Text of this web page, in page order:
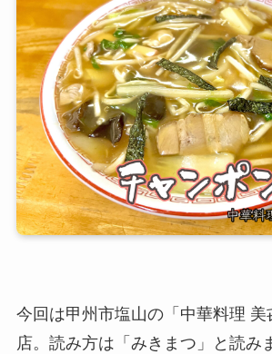
今回は甲州市塩山の「中華料理
店。読み方は「みきまつ」と読み